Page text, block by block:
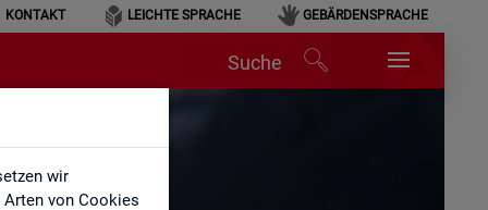
wir
von Cookies
KONTAKT LEICHTE SPRACHE GEBÄRDENSPRACHE
Suche